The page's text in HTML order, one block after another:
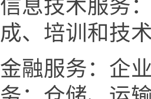
信息技术服务
成、培训和技
金融服务：企